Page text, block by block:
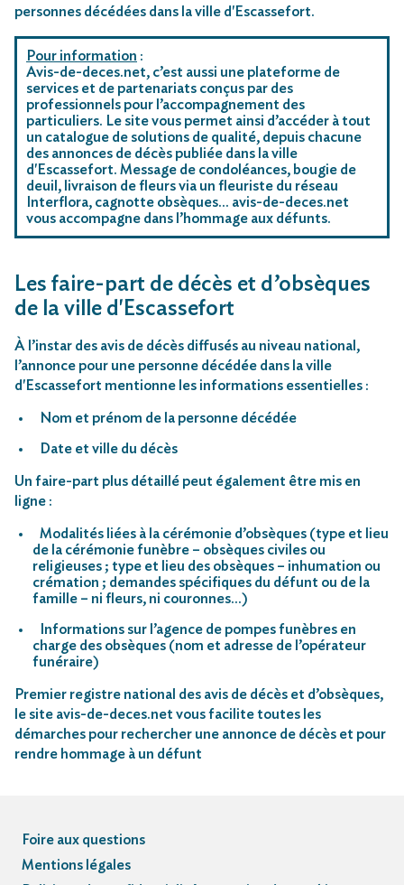
personnes décédées dans la ville d'Escassefort.
Pour information :
Avis-de-deces.net, c’est aussi une plateforme de
services et de partenariats conçus par des
professionnels pour l’accompagnement des
particuliers. Le site vous permet ainsi d’accéder à tout
un catalogue de solutions de qualité, depuis chacune
des annonces de décès publiée dans la ville
d'Escassefort. Message de condoléances, bougie de
deuil, livraison de fleurs via un fleuriste du réseau
Interflora, cagnotte obsèques… avis-de-deces.net
vous accompagne dans l’hommage aux défunts.
Les faire-part de décès et d’obsèques
de la ville d'Escassefort
À l’instar des avis de décès diffusés au niveau national,
l’annonce pour une personne décédée dans la ville
d'Escassefort mentionne les informations essentielles :
Nom et prénom de la personne décédée
Date et ville du décès
Un faire-part plus détaillé peut également être mis en
ligne :
Modalités liées à la cérémonie d’obsèques (type et lieu
de la cérémonie funèbre – obsèques civiles ou
religieuses ; type et lieu des obsèques – inhumation ou
crémation ; demandes spécifiques du défunt ou de la
famille – ni fleurs, ni couronnes…)
Informations sur l’agence de pompes funèbres en
charge des obsèques (nom et adresse de l’opérateur
funéraire)
Premier registre national des avis de décès et d’obsèques,
le site avis-de-deces.net vous facilite toutes les
démarches pour rechercher une annonce de décès et pour
rendre hommage à un défunt
Foire aux questions
Mentions légales